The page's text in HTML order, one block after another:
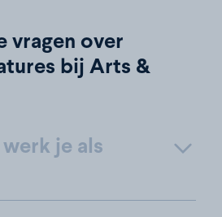
vragen over
bij Arts &
je als